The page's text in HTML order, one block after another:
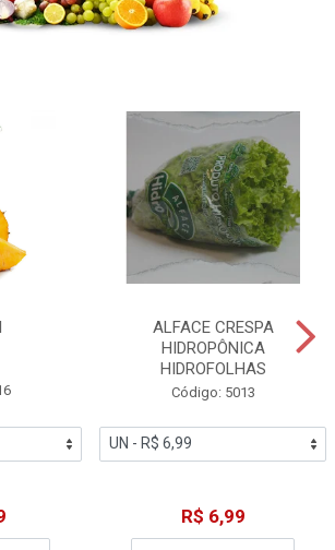
ALFACE CRESPA
HIDROPÔNICA
HIDROFOLHAS
Código: 5013
R$ 6,99